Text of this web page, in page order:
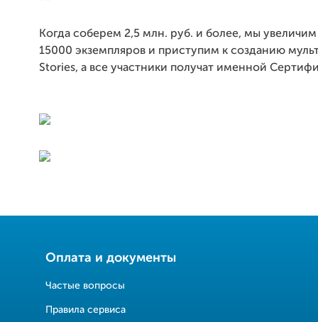
Когда соберем 2,5 млн. руб. и более, мы
15000 экземпляров и приступим к созданию
Stories, а все участники получат именной
Оплата и документы
Частые вопросы
Правила сервиса